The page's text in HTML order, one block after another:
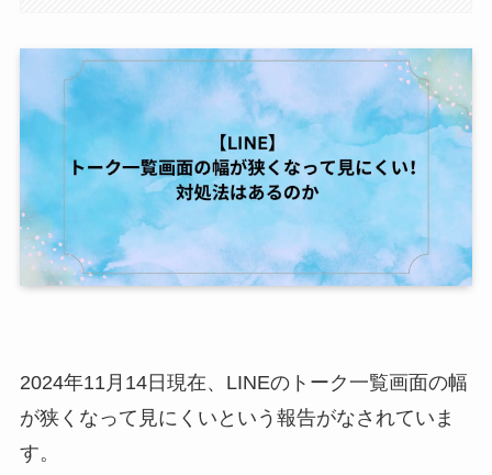
2024年11月14日現在、LINEのトーク一覧画面の幅
が狭くなって見にくいという報告がなされていま
す。